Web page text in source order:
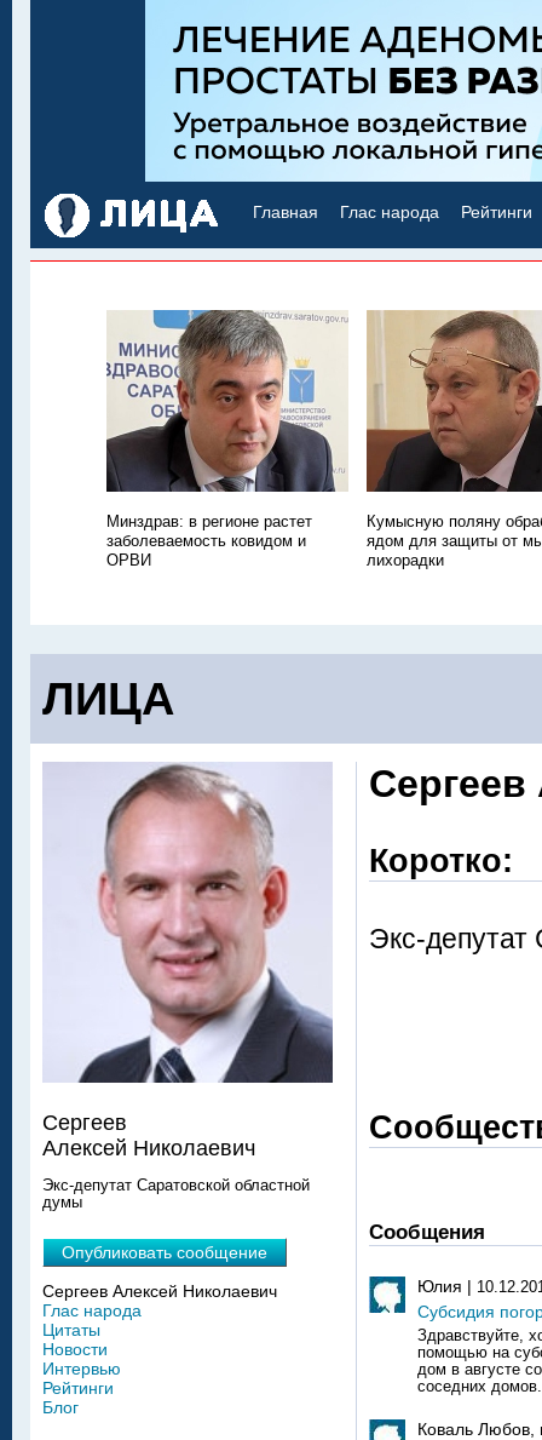
Главная Глас народа Рейтинги
Минздрав: в регионе растет
заболеваемость ковидом и
ОРВИ
Кумысную поляну
ядом для защиты от
лихорадки
ЛИЦА
Сергеев
Коротко:
Экс-
Сообщения
Юлия |
Субсидия
Здравствуйте,
помощью на
дом в августе
соседних
Коваль Любов,
Сергеев
Алексей Николаевич
Экс-депутат Саратовской областной
думы
Опубликовать сообщение
Сергеев Алексей Николаевич
Глас народа
Цитаты
Новости
Интервью
Рейтинги
Блог